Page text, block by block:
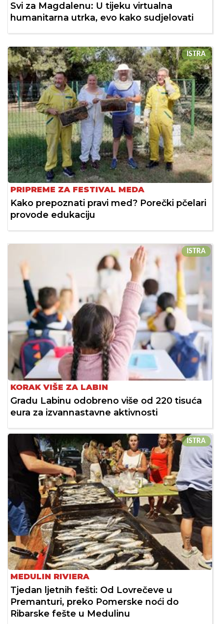
Svi za Magdalenu: U tijeku virtualna
humanitarna utrka, evo kako sudjelovati
ISTRA
PRIPREME ZA FESTIVAL MEDA
Kako prepoznati pravi med? Porečki pčelari
provode edukaciju
ISTRA
KORAK VIŠE ZA LABIN
Gradu Labinu odobreno više od 220 tisuća
eura za izvannastavne aktivnosti
ISTRA
MEDULIN RIVIERA
Tjedan ljetnih fešti: Od Lovrečeve u
Premanturi, preko Pomerske noći do
Ribarske fešte u Medulinu